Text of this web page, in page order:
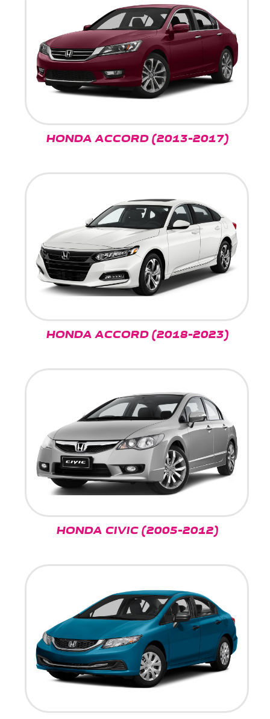
HONDA ACCORD (2013-2017)
HONDA ACCORD (2018-2023)
HONDA CIVIC (2005-2012)